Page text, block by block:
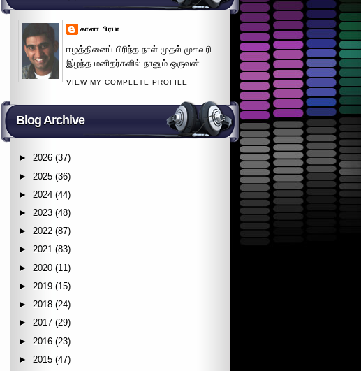
கானா பிரபா
ஈழத்தினைப் பிரிந்த நாள் முதல் முகவரி
இழந்த மனிதர்களில் நானும் ஒருவன்
VIEW MY COMPLETE PROFILE
Blog Archive
► 2026 (37)
► 2025 (36)
► 2024 (44)
► 2023 (48)
► 2022 (87)
► 2021 (83)
► 2020 (11)
► 2019 (15)
► 2018 (24)
► 2017 (29)
► 2016 (23)
► 2015 (47)